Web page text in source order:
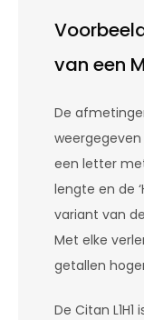
van een
De
een letter
lengte en de
variant van de
Met elke
getallen
De Citan L1H1